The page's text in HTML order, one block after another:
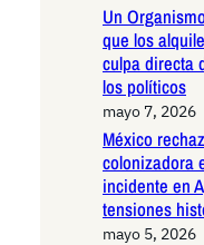
Un
que los
culpa directa
los políticos
mayo 7, 2026
México
colonizadora
incidente en
tensiones
mayo 5, 2026